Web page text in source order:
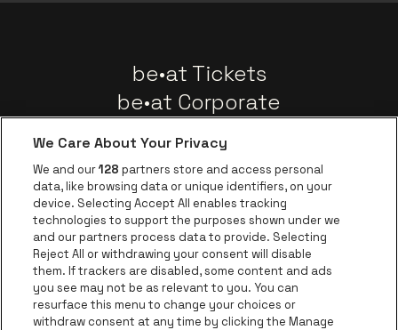
be•at Tickets
be•at Corporate
Nieuws
Instagram
Facebook
Threads
TiktokYoutube
Ga naar de website van AFAS Software logo
Ga naar de website van Lotto
Ga naar de
Ga naar de website van Trixxo
Ga naar de
We Care About Your Privacy
We and our128 partners store and access personal
data, like browsing data or unique identifiers, on your
device. Selecting Accept All enables tracking
technologies to support the purposes shown under we
and our partners process data to provide. Selecting
Reject All or withdrawing your consent will disable
them. If trackers are disabled, some content and ads
you see may not be as relevant to you. You can
resurface this menu to change your choices or
withdraw consent at any time by clicking the Manage